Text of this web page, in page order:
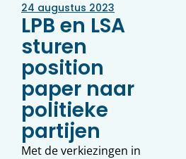
24 augustus 2023
LPB en LSA
sturen
position
paper naar
politieke
partijen
Met de verkiezingen in